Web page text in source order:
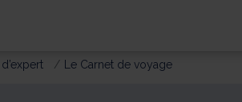
Le Carnet de voyage